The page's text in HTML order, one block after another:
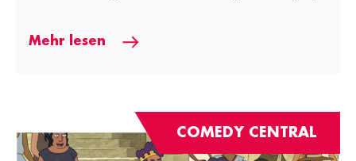
Mehr lesen
COMEDY CENTRAL